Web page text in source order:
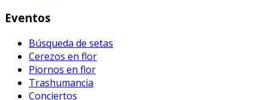
Eventos
Búsqueda de setas
Cerezos en flor
Piornos en flor
Trashumancia
Conciertos